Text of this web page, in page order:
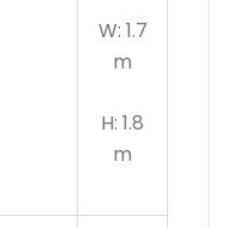
W: 1.7
m
H: 1.8
m